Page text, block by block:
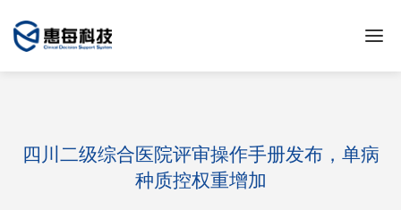
四川二级综合医院评审操作手册发布，单病
种质控权重增加